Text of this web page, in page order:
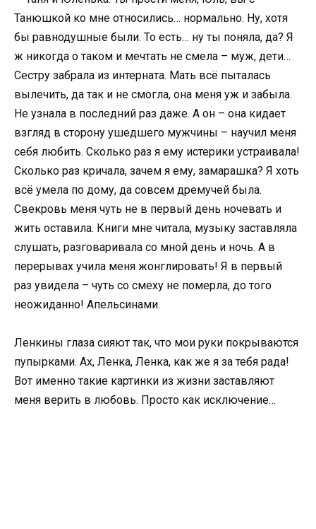
Танюшкой ко мне относились… нормально. Ну, хотя
бы равнодушные были. То есть… ну ты поняла, да? Я
ж никогда о таком и мечтать не смела – муж, дети…
Сестру забрала из интерната. Мать всё пыталась
вылечить, да так и не смогла, она меня уж и забыла.
Не узнала в последний раз даже. А он – она кидает
взгляд в сторону ушедшего мужчины – научил меня
себя любить. Сколько раз я ему истерики устраивала!
Сколько раз кричала, зачем я ему, замарашка? Я хоть
всё умела по дому, да совсем дремучей была.
Свекровь меня чуть не в первый день ночевать и
жить оставила. Книги мне читала, музыку заставляла
слушать, разговаривала со мной день и ночь. А в
перерывах учила меня жонглировать! Я в первый
раз увидела – чуть со смеху не померла, до того
неожиданно! Апельсинами.
Ленкины глаза сияют так, что мои руки покрываются
пупырками. Ах, Ленка, Ленка, как же я за тебя рада!
Вот именно такие картинки из жизни заставляют
меня верить в любовь. Просто как исключение…